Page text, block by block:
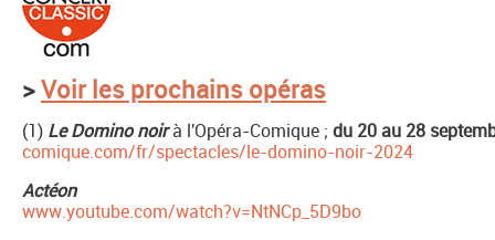
>Voir les prochains opéras
(1) Le Domino noirà l'Opéra-Comique ; du 20 au 28
comique.com/fr/spectacles/le-domino-noir-2024
Actéon
www.youtube.com/watch?v=NtNCp_5D9bo